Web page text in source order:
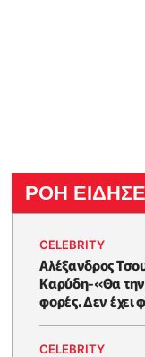
ΡΟΗ
CELEBRITY
Αλέξανδρος
Καρύδη-«Θα
φορές. Δεν έχει
CELEBRITY